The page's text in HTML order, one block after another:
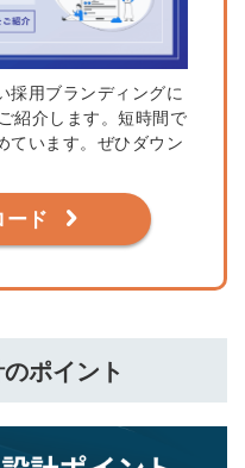
採用ブランディングに
紹介します。短時間で
ています。ぜひダウン
ード
ポイント